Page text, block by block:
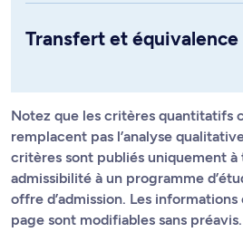
Transfert et équivalence
Notez que les critères quantitatifs
remplacent pas l’analyse
critères sont publiés uniquement
admissibilité à un programme
offre d’admission. Les
page sont modifiables sans préavis.